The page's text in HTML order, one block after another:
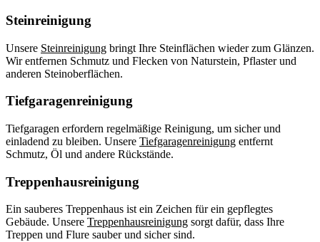
Steinreinigung
Unsere Steinreinigung bringt Ihre Steinflächen wieder zum Glänzen.
Wir entfernen Schmutz und Flecken von Naturstein, Pflaster und
anderen Steinoberflächen.
Tiefgaragenreinigung
Tiefgaragen erfordern regelmäßige Reinigung, um sicher und
einladend zu bleiben. Unsere Tiefgaragenreinigung entfernt
Schmutz, Öl und andere Rückstände.
Treppenhausreinigung
Ein sauberes Treppenhaus ist ein Zeichen für ein gepflegtes
Gebäude. Unsere Treppenhausreinigung sorgt dafür, dass Ihre
Treppen und Flure sauber und sicher sind.